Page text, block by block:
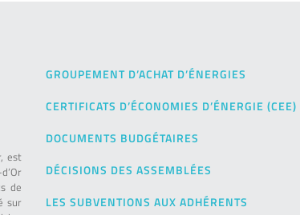
est
de
sur
GROUPEMENT D’ACHAT D’ÉNERGIES
CERTIFICATS D’ÉCONOMIES D’ÉNERGIE (CEE)
DOCUMENTS BUDGÉTAIRES
DÉCISIONS DES ASSEMBLÉES
LES SUBVENTIONS AUX ADHÉRENTS